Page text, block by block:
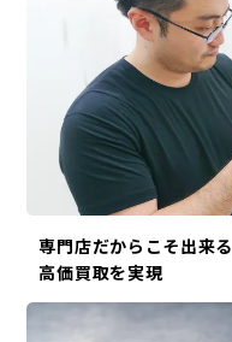
専門店だからこそ出来る
高価買取を実現